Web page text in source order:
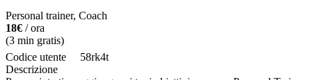
Personal trainer, Coach
18€ / ora
(3 min gratis)
Codice utente
58rk4t
Descrizione